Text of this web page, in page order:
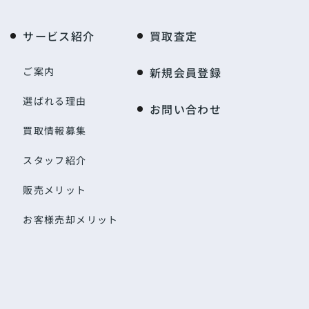
サービス紹介
ご案内
選ばれる理由
買取情報募集
スタッフ紹介
販売メリット
お客様売却メリット
買取査定
新規会員登録
お問い合わせ